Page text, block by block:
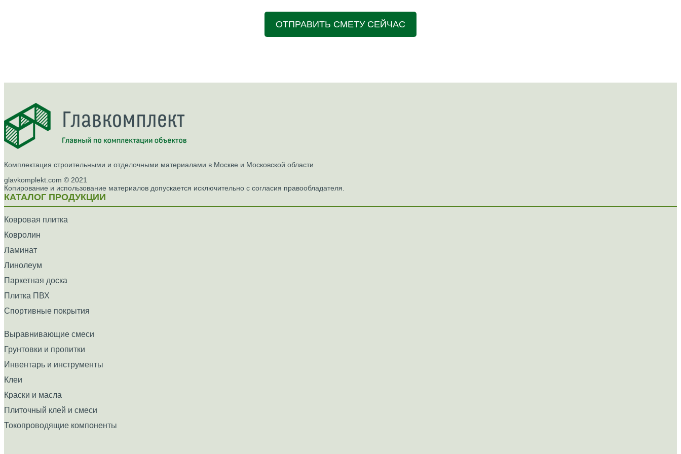
ОТПРАВИТЬ СМЕТУ СЕЙЧАС
Комплектация строительными и отделочными материалами в Москве и Московской области
glavkomplekt.com © 2021
Копирование и использование материалов допускается исключительно с согласия правообладателя.
КАТАЛОГ ПРОДУКЦИИ
Ковровая плитка
Ковролин
Ламинат
Линолеум
Паркетная доска
Плитка ПВХ
Спортивные покрытия
Выравнивающие смеси
Грунтовки и пропитки
Инвентарь и инструменты
Клеи
Краски и масла
Плиточный клей и смеси
Токопроводящие компоненты